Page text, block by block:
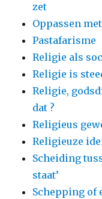
zet
Oppassen
Pastafarisme
Religie als
Religie is
Religie,
dat ?
Religieus
Religieuze
Scheiding
staat’
Schepping of